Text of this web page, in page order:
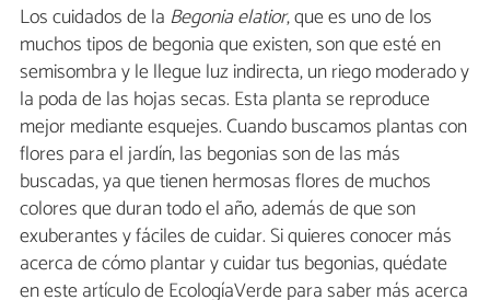
Los cuidados de la Begonia elatior, que es uno de los
muchos tipos de begonia que existen, son que esté en
semisombra y le llegue luz indirecta, un riego moderado y
la poda de las hojas secas. Esta planta se reproduce
mejor mediante esquejes. Cuando buscamos plantas con
flores para el jardín, las begonias son de las más
buscadas, ya que tienen hermosas flores de muchos
colores que duran todo el año, además de que son
exuberantes y fáciles de cuidar. Si quieres conocer más
acerca de cómo plantar y cuidar tus begonias, quédate
en este artículo de EcologíaVerde para saber más acerca